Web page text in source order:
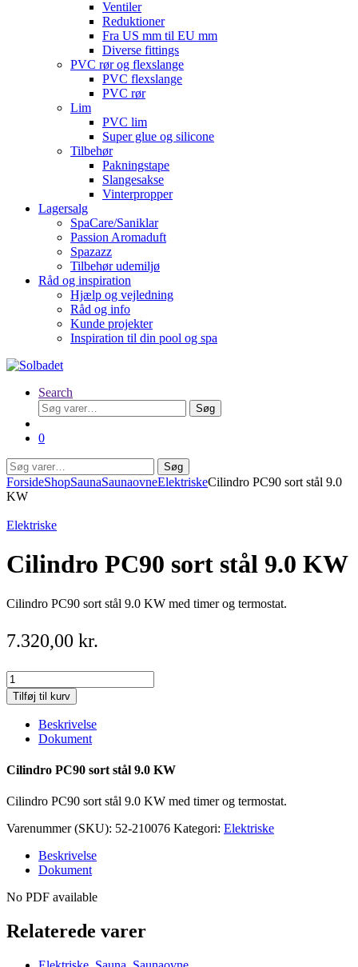
Ventiler
Reduktioner
Fra US mm til EU mm
Diverse fittings
PVC rør og flexslange
PVC flexslange
PVC rør
Lim
PVC lim
Super glue og silicone
Tilbehør
Pakningstape
Slangesakse
Vinterpropper
Lagersalg
SpaCare/Saniklar
Passion Aromaduft
Spazazz
Tilbehør udemiljø
Råd og inspiration
Hjælp og vejledning
Råd og info
Kunde projekter
Inspiration til din pool og spa
Search
Søg
efter:
Søg
0
Søg
efter:
Søg
ForsideShopSaunaSaunaovneElektriskeCilindro PC90 sort stål 9.0
KW
Elektriske
Cilindro PC90 sort stål 9.0 KW
Cilindro PC90 sort stål 9.0 KW med timer og termostat.
7.320,00 kr.
Cilindro
PC90
sort
quantity
Tilføj til kurv
Beskrivelse
Dokument
Cilindro PC90 sort stål 9.0 KW
Cilindro PC90 sort stål 9.0 KW med timer og termostat.
Varenummer (SKU): 52-210076 Kategori: Elektriske
Beskrivelse
Dokument
No PDF available
Relaterede varer